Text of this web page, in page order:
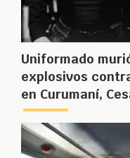
Uniformado
explosivos
en Curumaní,